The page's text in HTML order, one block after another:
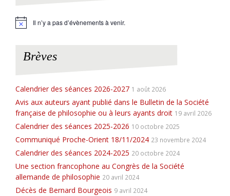
N
Il n’y a pas d’évènements à venir.
Brèves
Calendrier des séances 2026-2027 1 août 2026
Avis aux auteurs ayant publié dans le Bulletin de la Société
française de philosophie ou à leurs ayants droit 19 avril 2026
Calendrier des séances 2025-2026 10 octobre 2025
Communiqué Proche-Orient 18/11/2024 23 novembre 2024
Calendrier des séances 2024-2025 20 octobre 2024
Une section francophone au Congrès de la Société
allemande de philosophie 20 avril 2024
Décès de Bernard Bourgeois 9 avril 2024